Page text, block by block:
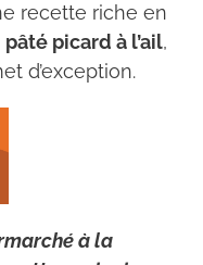
recette riche en
pâté picard à l’ail,
d’exception.
à la